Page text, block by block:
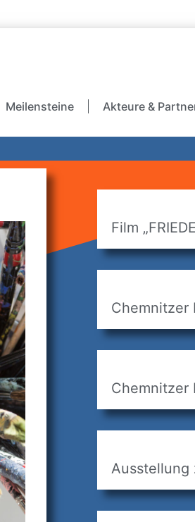
Meilensteine Akteure &
Film
Chemnitzer
Chemnitzer
Ausstellung